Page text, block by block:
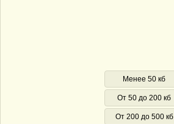
Менее 50 кб
От 50 до 200 кб
От 200 до 500 кб